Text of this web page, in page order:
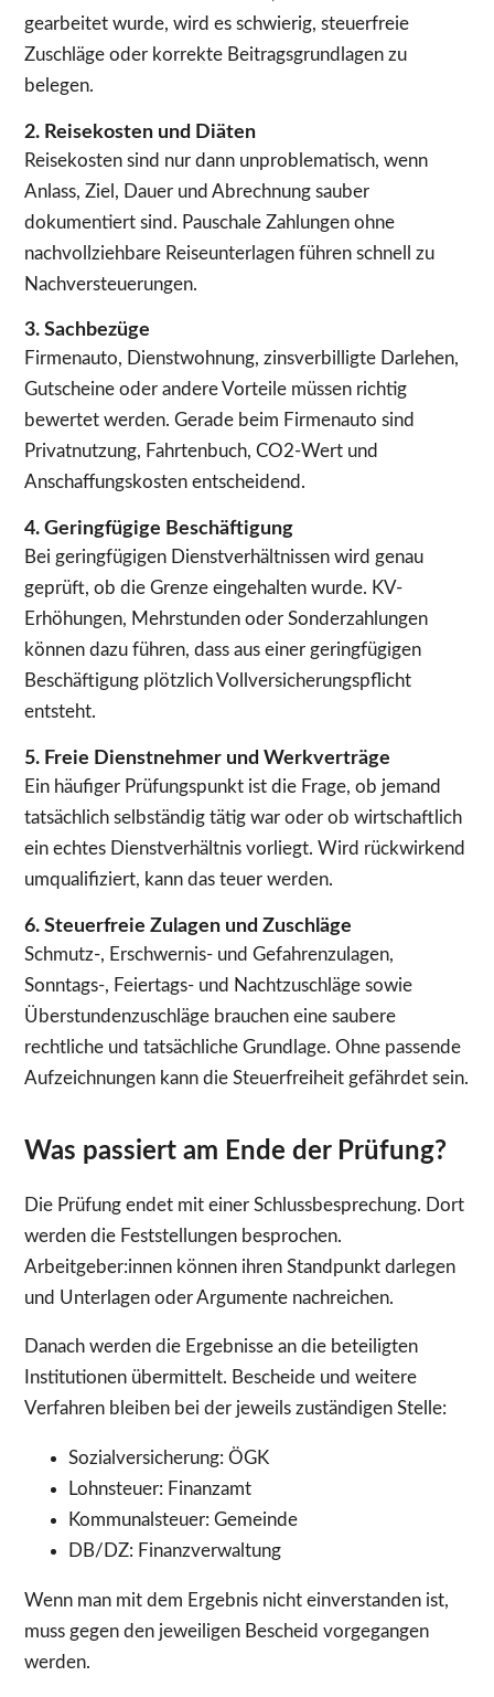
gearbeitet wurde, wird es schwierig, steuerfreie
Zuschläge oder korrekte Beitragsgrundlagen zu
belegen.
2. Reisekosten und Diäten
Reisekosten sind nur dann unproblematisch, wenn
Anlass, Ziel, Dauer und Abrechnung sauber
dokumentiert sind. Pauschale Zahlungen ohne
nachvollziehbare Reiseunterlagen führen schnell zu
Nachversteuerungen.
3. Sachbezüge
Firmenauto, Dienstwohnung, zinsverbilligte Darlehen,
Gutscheine oder andere Vorteile müssen richtig
bewertet werden. Gerade beim Firmenauto sind
Privatnutzung, Fahrtenbuch, CO2-Wert und
Anschaffungskosten entscheidend.
4. Geringfügige Beschäftigung
Bei geringfügigen Dienstverhältnissen wird genau
geprüft, ob die Grenze eingehalten wurde. KV-
Erhöhungen, Mehrstunden oder Sonderzahlungen
können dazu führen, dass aus einer geringfügigen
Beschäftigung plötzlich Vollversicherungspflicht
entsteht.
5. Freie Dienstnehmer und Werkverträge
Ein häufiger Prüfungspunkt ist die Frage, ob jemand
tatsächlich selbständig tätig war oder ob wirtschaftlich
ein echtes Dienstverhältnis vorliegt. Wird rückwirkend
umqualifiziert, kann das teuer werden.
6. Steuerfreie Zulagen und Zuschläge
Schmutz-, Erschwernis- und Gefahrenzulagen,
Sonntags-, Feiertags- und Nachtzuschläge sowie
Überstundenzuschläge brauchen eine saubere
rechtliche und tatsächliche Grundlage. Ohne passende
Aufzeichnungen kann die Steuerfreiheit gefährdet sein.
Was passiert am Ende der Prüfung?
Die Prüfung endet mit einer Schlussbesprechung. Dort
werden die Feststellungen besprochen.
Arbeitgeber:innen können ihren Standpunkt darlegen
und Unterlagen oder Argumente nachreichen.
Danach werden die Ergebnisse an die beteiligten
Institutionen übermittelt. Bescheide und weitere
Verfahren bleiben bei der jeweils zuständigen Stelle:
Sozialversicherung: ÖGK
Lohnsteuer: Finanzamt
Kommunalsteuer: Gemeinde
DB/DZ: Finanzverwaltung
Wenn man mit dem Ergebnis nicht einverstanden ist,
muss gegen den jeweiligen Bescheid vorgegangen
werden.